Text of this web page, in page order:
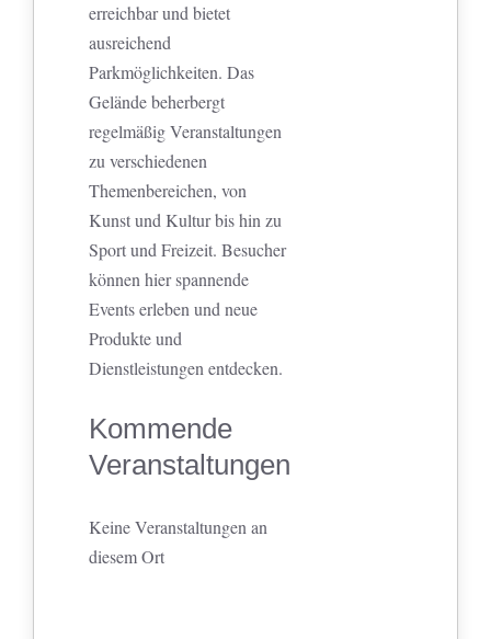
erreichbar und bietet
ausreichend
Parkmöglichkeiten. Das
Gelände beherbergt
regelmäßig Veranstaltungen
zu verschiedenen
Themenbereichen, von
Kunst und Kultur bis hin zu
Sport und Freizeit. Besucher
können hier spannende
Events erleben und neue
Produkte und
Dienstleistungen entdecken.
Kommende
Veranstaltungen
Keine Veranstaltungen an
diesem Ort